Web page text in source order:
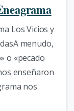
Los Vicios y
menudo,
o «pecado
enseñaron
nos